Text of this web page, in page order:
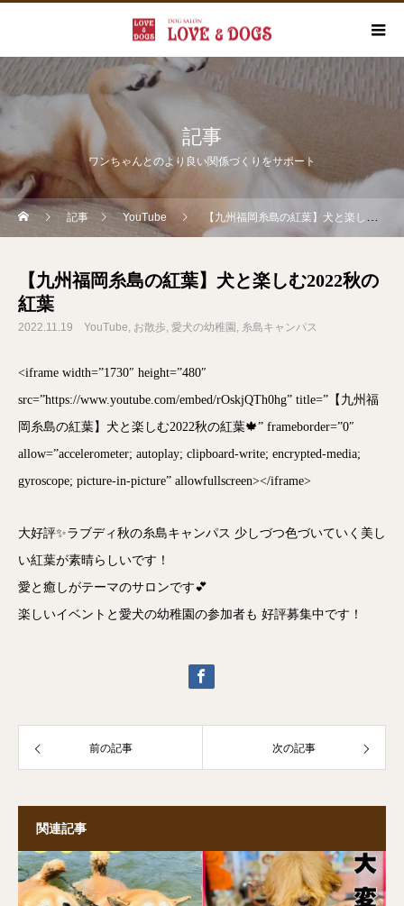
記事
ワンちゃんとのより良い関係づくりをサポート
記事 YouTube 【九州福岡糸島の紅葉】犬と楽しむ2022秋の紅葉
【九州福岡糸島の紅葉】犬と楽しむ2022秋の
紅葉
2022.11.19 YouTube お散歩 愛犬の幼稚園 糸島キャンパス
<iframe width=”1730″ height=”480″
src=”https://www.youtube.com/embed/rOskjQTh0hg” title=”【九州福
岡糸島の紅葉】犬と楽しむ2022秋の紅葉🍁” frameborder=”0″
allow=”accelerometer; autoplay; clipboard-write; encrypted-media;
gyroscope; picture-in-picture” allowfullscreen></iframe>
大好評✨ラブディ秋の糸島キャンパス 少しづつ色づいていく美し
い紅葉が素晴らしいです！
愛と癒しがテーマのサロンです💕
楽しいイベントと愛犬の幼稚園の参加者も 好評募集中です！
前の記事 次の記事
関連記事